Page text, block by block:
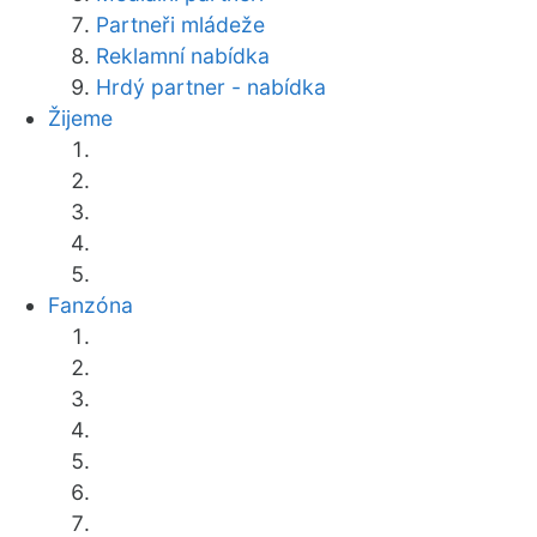
Partneři mládeže
Reklamní nabídka
Hrdý partner - nabídka
Žijeme
Fanzóna